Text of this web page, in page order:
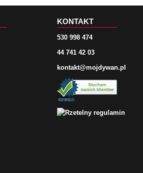
KONTAKT
530 998 474
44 741 42 03
kontakt@mojdywan.pl